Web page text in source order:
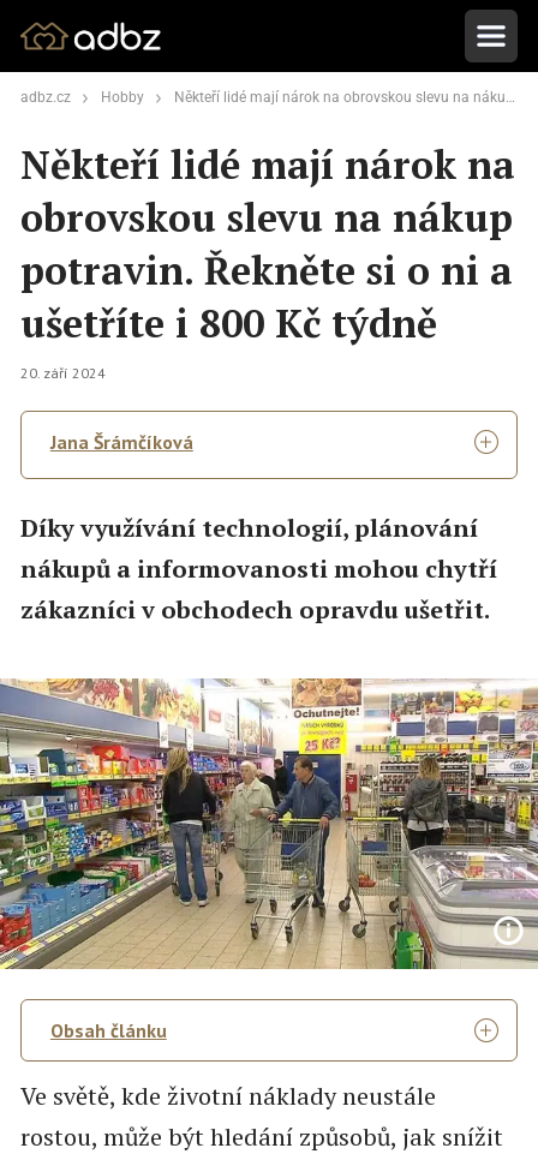
adbz.cz Hobby Někteří lidé mají nárok na obrovskou slevu na nákup potravin. Řekněte si o ni a ušetříte i 800 Kč týdně
Někteří lidé mají nárok na
obrovskou slevu na nákup
potravin. Řekněte si o ni a
ušetříte i 800 Kč týdně
20. září 2024
Jana Šrámčíková
Díky využívání technologií, plánování
nákupů a informovanosti mohou chytří
zákazníci v obchodech opravdu ušetřit.
Obsah článku
Ve světě, kde životní náklady neustále
rostou, může být hledání způsobů, jak snížit